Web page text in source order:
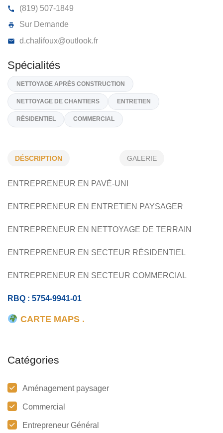
ENTREPRISES D CHALIFOUX
2Z7
(819) 507-1849
Sur Demande
d.chalifoux@outlook.fr
RÉSIDENTIEL COMMERCIAL
DÉSCRIPTION GALERIE
ENTREPRENEUR EN PAVÉ-UNI
ENTREPRENEUR EN ENTRETIEN PAYSAGER
ENTREPRENEUR EN NETTOYAGE DE TERRAIN
ENTREPRENEUR EN SECTEUR RÉSIDENTIEL
ENTREPRENEUR EN SECTEUR COMMERCIAL
RBQ : 5754-9941-01
CARTE MAPS .
Catégories
Aménagement paysager
Commercial
Entrepreneur Général